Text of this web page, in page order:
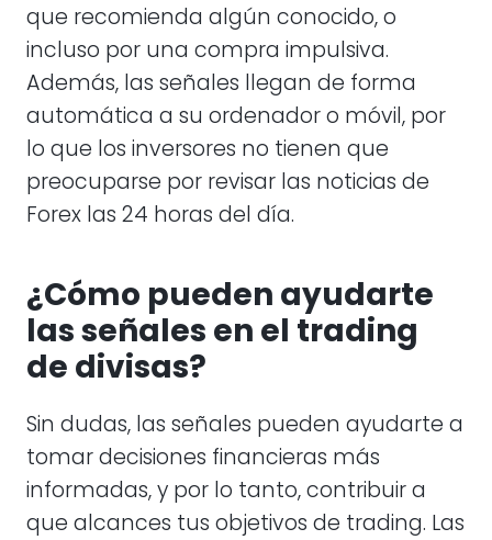
que recomienda algún conocido, o
incluso por una compra impulsiva.
Además, las señales llegan de forma
automática a su ordenador o móvil, por
lo que los inversores no tienen que
preocuparse por revisar las noticias de
Forex las 24 horas del día.
¿Cómo pueden ayudarte
las señales en el trading
de divisas?
Sin dudas, las señales pueden ayudarte a
tomar decisiones financieras más
informadas, y por lo tanto, contribuir a
que alcances tus objetivos de trading. Las